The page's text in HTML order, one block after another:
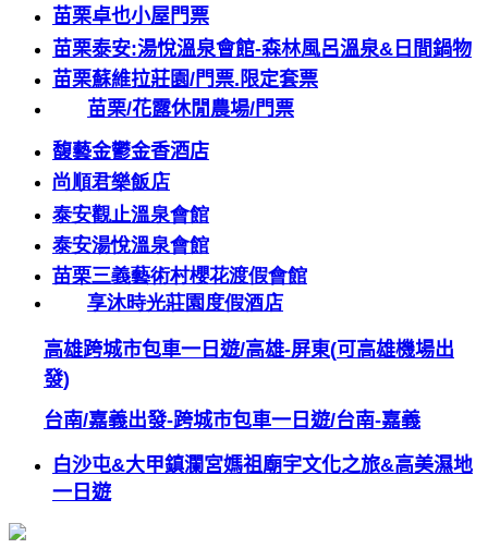
苗栗卓也小屋門票
苗栗泰安:湯悅溫泉會館-森林風呂溫泉& 日間鍋物
苗栗蘇維拉莊園/門票. 限定套票
苗栗/花露休閒農場/門票
馥藝金鬱金香酒店
尚順君樂飯店
泰安觀止溫泉會館
泰安湯悅溫泉會館
苗栗三義藝術村櫻花渡假會館
享沐時光莊園度假酒店
高雄跨城市包車一日遊/高雄-屏東(可高雄機場出
發)
台南/嘉義出發-跨城市包車一日遊/台南-嘉義
白沙屯&大甲鎮瀾宮媽祖廟宇文化之旅&高美濕地
一日遊